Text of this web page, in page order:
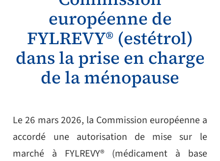
européenne de
FYLREVY® (estétrol)
dans la prise en charge
de la ménopause
Le 26 mars 2026, la Commission européenne a
accordé une autorisation de mise sur le
marché à FYLREVY® (médicament à base